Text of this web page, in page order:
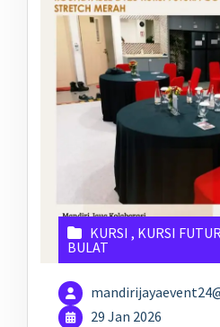
KURSI , KURSI
BULAT
29 Jan 2026